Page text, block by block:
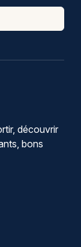
découvrir
bons